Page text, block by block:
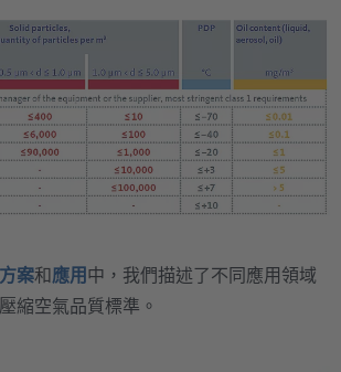
案和應用 中，我們描述了不同應用領域
縮空氣品質標準。